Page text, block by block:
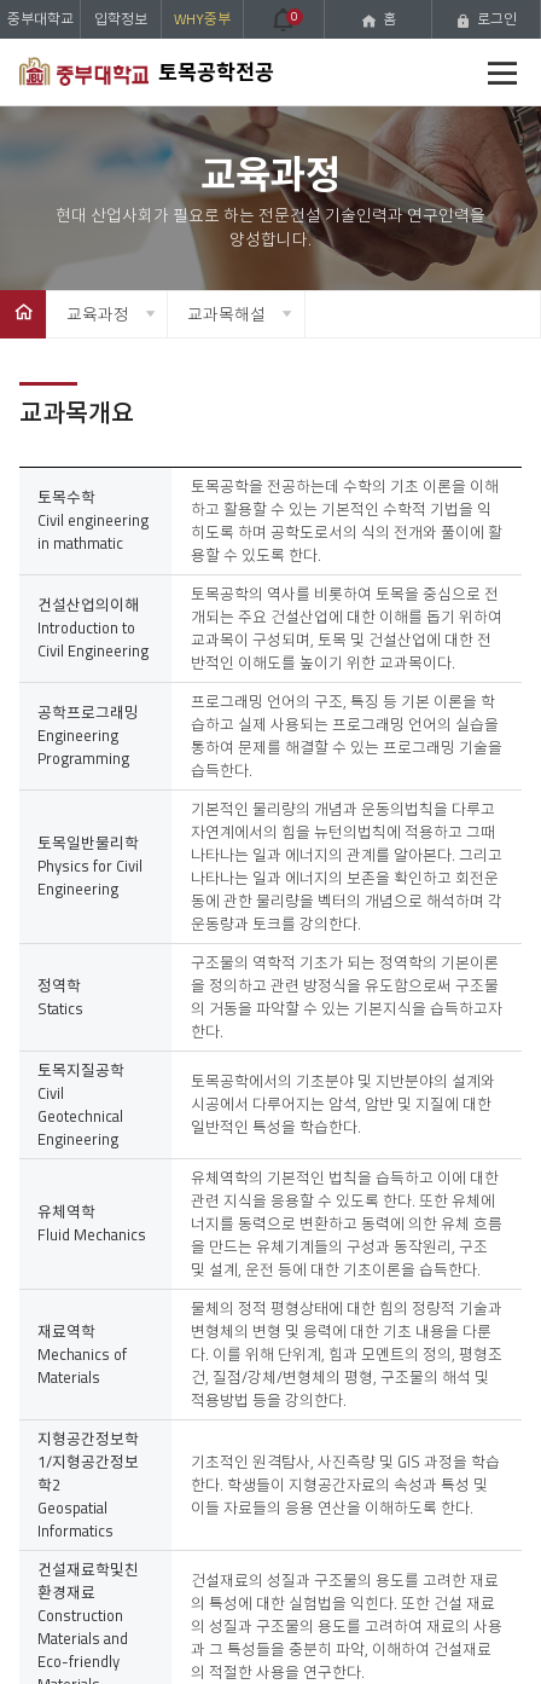
토목공학전공
메
뉴
중부대학교 입학정보 WHY중부 0 홈 로그인
교육과정
교육과정 교과목해설
교과목개요
간
토목수학
Civil engineering
in mathmatic
토목공학을 전공하는데 수학의 기초 이론을 이해
하고 활용할 수 있는 기본적인 수학적 기법을 익
히도록 하며 공학도로서의 식의 전개와 풀이에 활
용할 수 있도록 한다.
건설산업의이해
Introduction to
Civil Engineering
토목공학의 역사를 비롯하여 토목을 중심으로 전
개되는 주요 건설산업에 대한 이해를 돕기 위하여
교과목이 구성되며, 토목 및 건설산업에 대한 전
반적인 이해도를 높이기 위한 교과목이다.
공학프로그래밍
Engineering
Programming
프로그래밍 언어의 구조, 특징 등 기본 이론을 학
습하고 실제 사용되는 프로그래밍 언어의 실습을
통하여 문제를 해결할 수 있는 프로그래밍 기술을
습득한다.
토목일반물리학
Physics for Civil
Engineering
기본적인 물리량의 개념과 운동의법칙을 다루고
자연계에서의 힘을 뉴턴의법칙에 적용하고 그때
나타나는 일과 에너지의 관계를 알아본다. 그리고
나타나는 일과 에너지의 보존을 확인하고 회전운
동에 관한 물리량을 벡터의 개념으로 해석하며 각
운동량과 토크를 강의한다.
정역학
Statics
구조물의 역학적 기초가 되는 정역학의 기본이론
을 정의하고 관련 방정식을 유도함으로써 구조물
의 거동을 파악할 수 있는 기본지식을 습득하고자
한다.
토목지질공학
Civil
Geotechnical
Engineering
토목공학에서의 기초분야 및 지반분야의 설계와
시공에서 다루어지는 암석, 암반 및 지질에 대한
일반적인 특성을 학습한다.
유체역학
Fluid Mechanics
유체역학의 기본적인 법칙을 습득하고 이에 대한
관련 지식을 응용할 수 있도록 한다. 또한 유체에
너지를 동력으로 변환하고 동력에 의한 유체 흐름
을 만드는 유체기계들의 구성과 동작원리, 구조
및 설계, 운전 등에 대한 기초이론을 습득한다.
재료역학
Mechanics of
Materials
물체의 정적 평형상태에 대한 힘의 정량적 기술과
변형체의 변형 및 응력에 대한 기초 내용을 다룬
다. 이를 위해 단위계, 힘과 모멘트의 정의, 평형조
건, 질점/강체/변형체의 평형, 구조물의 해석 및
적용방법 등을 강의한다.
지형공간정보학
1/지형공간정보
학2
Geospatial
Informatics
기초적인 원격탐사, 사진측량 및 GIS 과정을 학습
한다. 학생들이 지형공간자료의 속성과 특성 및
이들 자료들의 응용 연산을 이해하도록 한다.
건설재료학및친
환경재료
Construction
Materials and
Eco-friendly
건설재료의 성질과 구조물의 용도를 고려한 재료
의 특성에 대한 실험법을 익힌다. 또한 건설 재료
의 성질과 구조물의 용도를 고려하여 재료의 사용
과 그 특성들을 충분히 파악, 이해하여 건설재료
의 적절한 사용을 연구한다.